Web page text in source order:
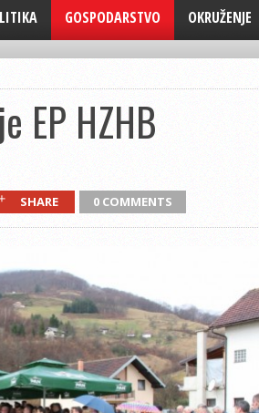
GOSPODARSTVO OKRUŽENJE
EP HZHB
SHARE 0 COMMENTS